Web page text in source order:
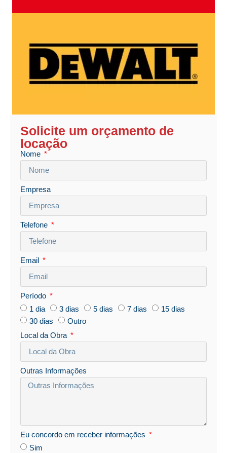
Solicite um orçamento de
locação
Nome
Empresa
Telefone
Email
Período
1 dia
3 dias 5 dias 7 dias
15 dias
30 dias
Outro
Local da Obra
Outras Informações
Eu concordo em receber informações
Sim